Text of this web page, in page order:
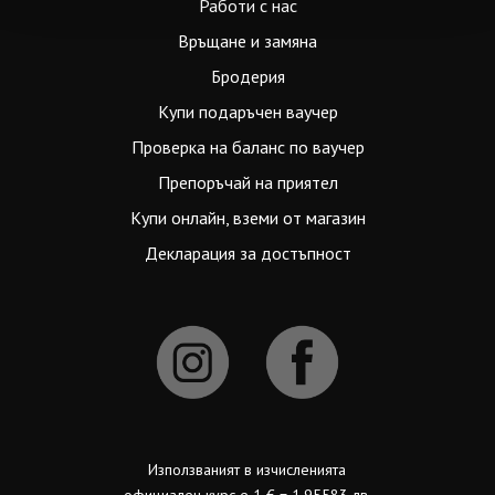
Работи с нас
Връщане и замяна
Бродерия
Купи подаръчен ваучер
Проверка на баланс по ваучер
Препоръчай на приятел
Купи онлайн, вземи от магазин
Декларация за достъпност
Използваният в изчисленията